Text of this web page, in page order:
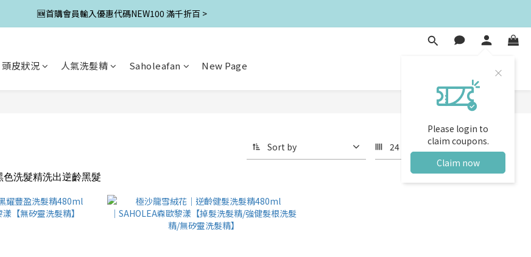
🆕首購會員輸入優惠代碼NEW100 滿千折百 >
Please login to
claim coupons.
Claim now
頭皮狀況 人氣洗髮精 Saholeafan New Page
Sort by 24 Items per page
洗髮精洗出逆齡黑髮